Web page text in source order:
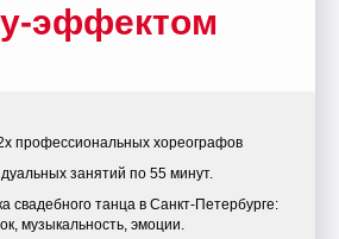
профессиональных хореографов
занятий по 55 минут.
свадебного танца в Санкт‑Петербурге:
музыкальность, эмоции.